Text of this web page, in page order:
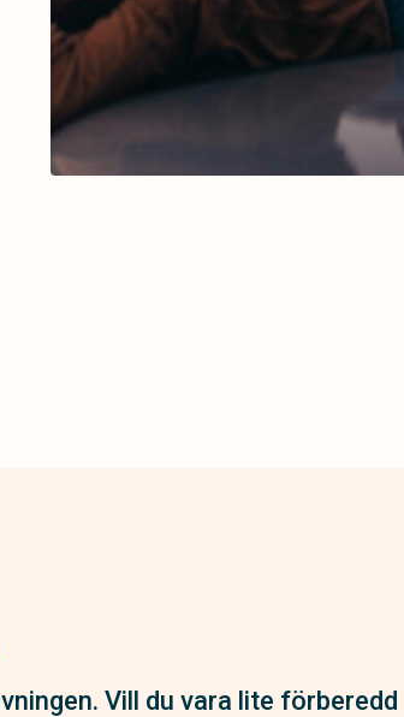
Vill du vara lite förberedd